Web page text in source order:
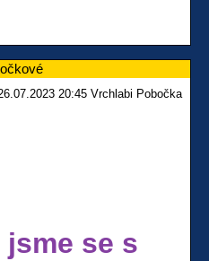
20:45 Vrchlabi Pobočka
jsme se s